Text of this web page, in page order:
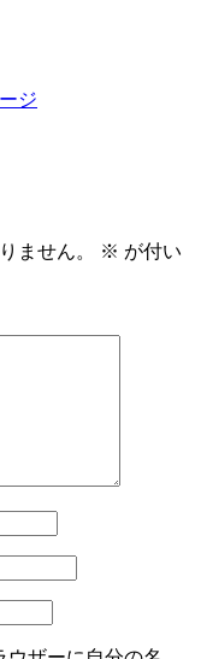
ジ
ません。 ※ が付い